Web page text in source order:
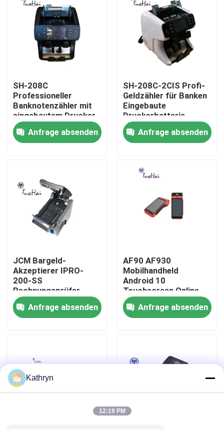
Haus
Über uns
Fabrik-Ausflug
Qualitätskontrolle
Treten Sie mit uns in Verbindung
ATM-Maschinenteile
NCR-ATM-Teile
SH-208C
Professioneller
Banknotenzähler mit
eingebautem Drucker,
Notstrombatterie und
erweiterter
Falschgelderkennung
Anfrage absenden
SH-208C-2CIS Profi-
Geldzähler für Banken
Eingebaute
Druckerbatterie
Anfrage absenden
JCM Bargeld-
Akzeptierer IPRO-
200-SS
Rechnungsprüfer
vollständige Einheit
NEW Original
Anfrage absenden
AF90 AF930
Mobilhandheld
Android 10
Touchscreen Online
POS-
Terminalmaschine
Anfrage absenden
Kathryn
12:19 PM